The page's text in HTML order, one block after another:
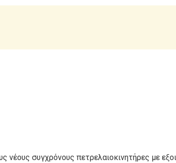
νέους συγχρόνους πετρελαιοκινητήρες με